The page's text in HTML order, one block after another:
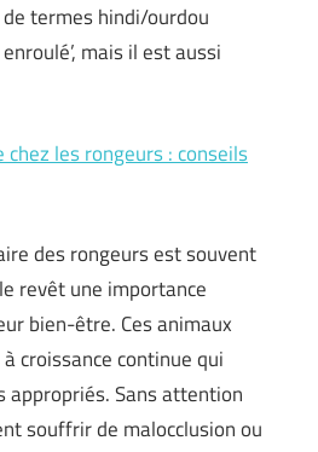
termes hindi/ourdou
mais il est aussi
les rongeurs : conseils
des rongeurs est souvent
revêt une importance
bien-être. Ces animaux
croissance continue qui
appropriés. Sans attention
souffrir de malocclusion ou